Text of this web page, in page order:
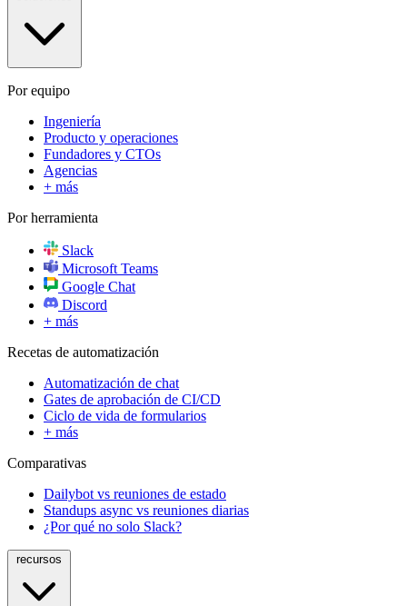
Por equipo
Ingeniería
Producto y operaciones
Fundadores y CTOs
Agencias
+ más
Por herramienta
Slack
Microsoft Teams
Google Chat
Discord
+ más
Recetas de automatización
Automatización de chat
Gates de aprobación de CI/CD
Ciclo de vida de formularios
+ más
Comparativas
Dailybot vs reuniones de estado
Standups async vs reuniones diarias
¿Por qué no solo Slack?